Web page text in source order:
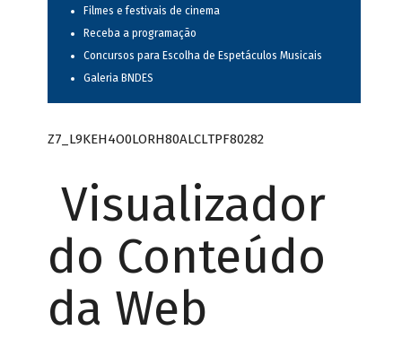
Filmes e festivais de cinema
Receba a programação
Concursos para Escolha de Espetáculos Musicais
Galeria BNDES
Z7_L9KEH4O0LORH80ALCLTPF80282
Visualizador
do Conteúdo
da Web